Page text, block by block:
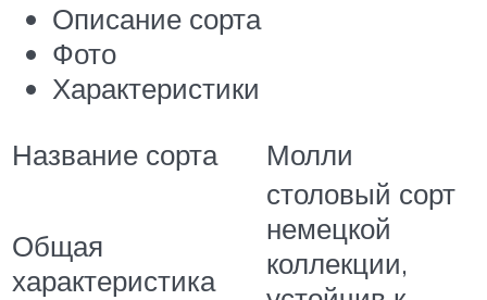
Описание сорта
Фото
Характеристики
Название сорта
Молли
Общая
характеристика
столовый сорт
немецкой
коллекции,